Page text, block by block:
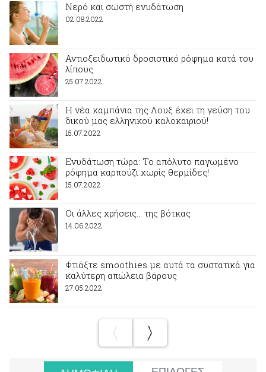
Νερό και σωστή ενυδάτωση
02.08.2022
Αντιοξειδωτικό δροσιστικό ρόφημα κατά του
λίπους
25.07.2022
Η νέα καμπάνια της Λουξ έχει τη γεύση του
δικού μας ελληνικού καλοκαιριού!
15.07.2022
Ενυδάτωση τώρα: Το απόλυτο παγωμένο
ρόφημα καρπούζι χωρίς θερμίδες!
15.07.2022
Οι άλλες χρήσεις… της βότκας
14.06.2022
Φτιάξτε smoothies με αυτά τα συστατικά για
καλύτερη απώλεια βάρους
27.05.2022